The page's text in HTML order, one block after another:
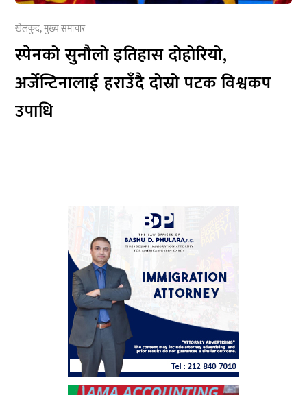
खेलकुद,मुख्य समाचार
स्पेनको सुनौलो इतिहास दोहोरियो,
अर्जेन्टिनालाई हराउँदै दोस्रो पटक विश्वकप
उपाधि